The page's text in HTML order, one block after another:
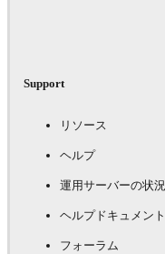
Support
リソース
ヘルプ
運用サーバーの状況
ヘルプドキュメント
フォーラム